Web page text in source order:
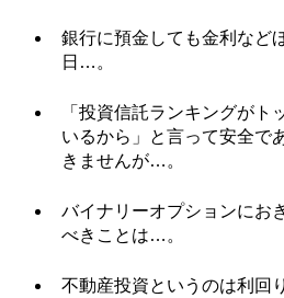
銀行に預金しても金利など
日…。
「投資信託ランキングがト
いるから」と言って安全で
きませんが…。
バイナリーオプションにお
べきことは…。
不動産投資というのは利回